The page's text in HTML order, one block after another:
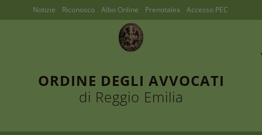
ORDINE DEGLI AVVOCATI
di Reggio Emilia
Notizie Riconosco Albo Online Prenotalex Accesso PEC